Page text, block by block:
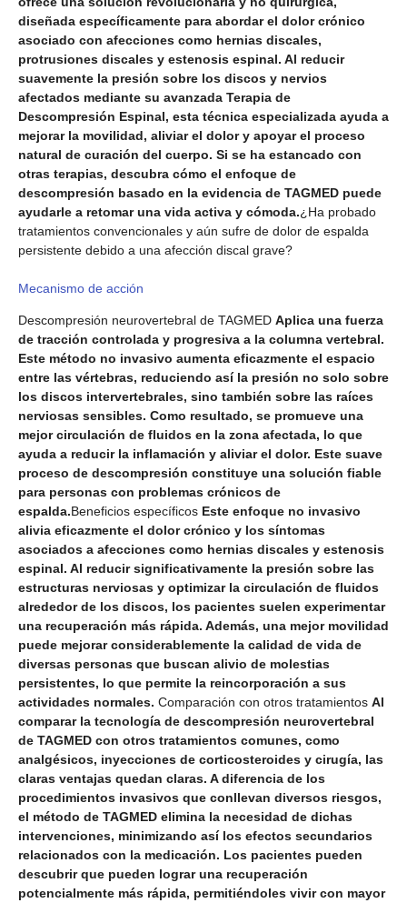
diseñada específicamente para abordar el dolor crónico
asociado con afecciones como hernias discales,
protrusiones discales y estenosis espinal. Al reducir
suavemente la presión sobre los discos y nervios
afectados mediante su avanzada Terapia de
Descompresión Espinal, esta técnica especializada ayuda a
mejorar la movilidad, aliviar el dolor y apoyar el proceso
natural de curación del cuerpo. Si se ha estancado con
otras terapias, descubra cómo el enfoque de
descompresión basado en la evidencia de TAGMED puede
ayudarle a retomar una vida activa y cómoda.¿Ha probado
tratamientos convencionales y aún sufre de dolor de espalda
persistente debido a una afección discal grave?
Mecanismo de acción
Descompresión neurovertebral de TAGMED Aplica una fuerza
de tracción controlada y progresiva a la columna vertebral.
Este método no invasivo aumenta eficazmente el espacio
entre las vértebras, reduciendo así la presión no solo sobre
los discos intervertebrales, sino también sobre las raíces
nerviosas sensibles. Como resultado, se promueve una
mejor circulación de fluidos en la zona afectada, lo que
ayuda a reducir la inflamación y aliviar el dolor. Este suave
proceso de descompresión constituye una solución fiable
para personas con problemas crónicos de
espalda.Beneficios específicos Este enfoque no invasivo
alivia eficazmente el dolor crónico y los síntomas
asociados a afecciones como hernias discales y estenosis
espinal. Al reducir significativamente la presión sobre las
estructuras nerviosas y optimizar la circulación de fluidos
alrededor de los discos, los pacientes suelen experimentar
una recuperación más rápida. Además, una mejor movilidad
puede mejorar considerablemente la calidad de vida de
diversas personas que buscan alivio de molestias
persistentes, lo que permite la reincorporación a sus
actividades normales. Comparación con otros tratamientos Al
comparar la tecnología de descompresión neurovertebral
de TAGMED con otros tratamientos comunes, como
analgésicos, inyecciones de corticosteroides y cirugía, las
claras ventajas quedan claras. A diferencia de los
procedimientos invasivos que conllevan diversos riesgos,
el método de TAGMED elimina la necesidad de dichas
intervenciones, minimizando así los efectos secundarios
relacionados con la medicación. Los pacientes pueden
descubrir que pueden lograr una recuperación
potencialmente más rápida, permitiéndoles vivir con mayor